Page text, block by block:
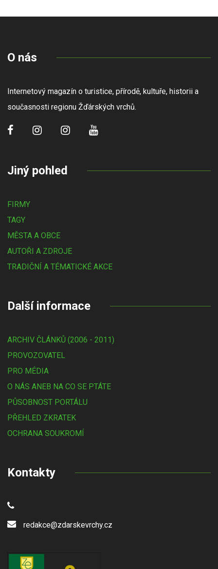
O nás
Internetový magazín o turistice, přírodě, kultuře, historii a
současnosti regionu Žďárských vrchů.
Jiný pohled
FIRMY
TAGY
MĚSTA A OBCE
AUTOŘI A ZDROJE
TRADIČNÍ A TÉMATICKÉ AKCE
Další informace
ARCHIV ČLÁNKŮ (2006 - 2011)
PROVOZOVATEL
PRO MÉDIA
O NÁS ANEB NA CO SE PTÁTE
PŮSOBNOST PORTÁLU
PŘEHLED ZKRATEK
OCHRANA SOUKROMÍ
Kontakty
redakce@zdarskevrchy.cz